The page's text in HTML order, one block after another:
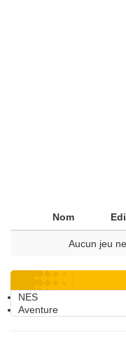
Nom
Aucun jeu
NES
Aventure